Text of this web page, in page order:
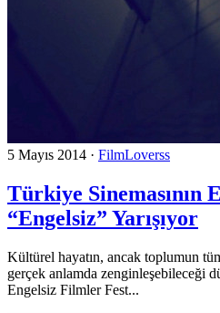
5 Mayıs 2014 · FilmLoverss
Türkiye Sinemasının
“Engelsiz” Yarışıyor
Kültürel hayatın, ancak toplumun
gerçek anlamda zenginleşebileceği
Engelsiz Filmler Fest...